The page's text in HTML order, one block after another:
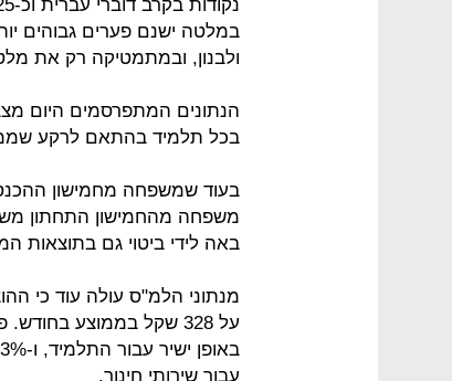
במלטה ישנם פערים גבוהים
ולבנון, ובמתמטיקה רק את
הנתונים המתפרסמים היום
בכל תלמיד בהתאם לרקע
באה לידי ביטוי גם בתוצאות
עבור שירותי חינוך.